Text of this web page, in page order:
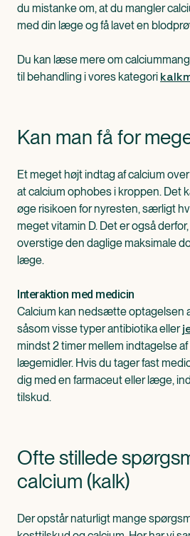
du mistanke om, at du mangler
med din læge og få lavet en
Du kan læse mere om
til behandling i vores kategori
Kan man få for
Et meget højt indtag af calcium
at calcium ophobes i kroppen. Det
øge risikoen for nyresten, særligt
meget vitamin D. Det er også
overstige den daglige maksimale
læge.
Interaktion med medicin
Calcium kan nedsætte optagelsen
såsom visse typer antibiotika eller
mindst 2 timer mellem indtagelse
lægemidler. Hvis du tager fast
dig med en farmaceut eller læge,
tilskud.
Ofte stillede
calcium (kalk)
Der opstår naturligt mange